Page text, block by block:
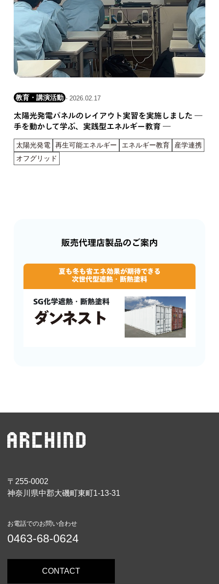
教育・講演活動 - 2026.02.17
太陽光発電パネルのレイアウト実習を実施しました ―
手を動かして学ぶ、実践型エネルギー教育 ―
太陽光発電 再生可能エネルギー エネルギー教育
産学連携
オフグリッド
販売代理店製品のご案内
夏も冬も省エネ効果が期待できる
次世代型遮熱・断熱塗料
SG化学遮熱・断熱塗料
ダンネスト
〒255-0002
神奈川県中郡大磯町東町1-13-31
お電話でのお問い合わせ
0463-68-0624
CONTACT